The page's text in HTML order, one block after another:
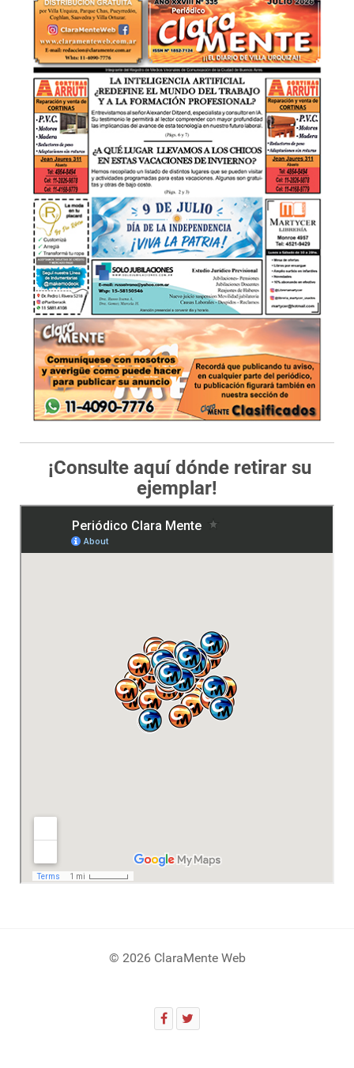
¡Consulte aquí dónde retirar su
ejemplar!
© 2026 ClaraMente Web